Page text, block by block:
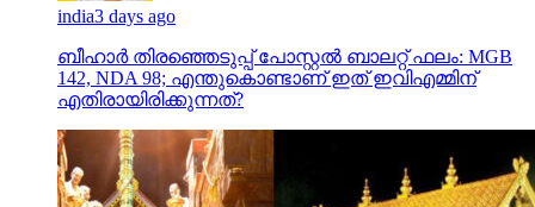
india3 days ago
ബീഹാർ തിരഞ്ഞെടുപ്പ് പോസ്റ്റൽ ബാലറ്റ് ഫലം: MGB
142, NDA 98; എന്തുകൊണ്ടാണ് ഇത് ഇവിഎമ്മിന്
എതിരായിരിക്കുന്നത്?